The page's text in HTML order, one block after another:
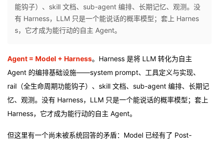
人
我
发
者
我
能钩子）、skill 文档、sub-agent 编排、长期记忆、观测。没
有 Harness，LLM 只是一个能说话的概率模型；套上 Harnes
s，它才成为能行动的自主 Agent。
Agent = Model + Harness。Harness 是将 LLM 转化为自主
Agent 的编排基础设施——system prompt、工具定义与实现、
rail（全生命周期功能钩子）、skill 文档、sub-agent 编排、长期记
忆、观测。没有 Harness，LLM 只是一个能说话的概率模型；套上
Harness，它才成为能行动的自主 Agent。
但这里有一个尚未被系统回答的矛盾：Model 已经有了 Post-